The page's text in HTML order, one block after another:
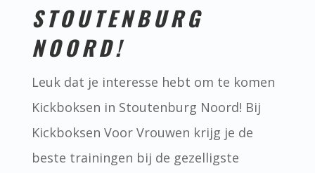
STOUTENBURG
NOORD!
Leuk dat je interesse hebt om te komen
Kickboksen in Stoutenburg Noord! Bij
Kickboksen Voor Vrouwen krijg je de
beste trainingen bij de gezelligste